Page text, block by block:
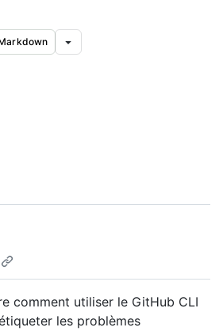
comment utiliser le GitHub CLI
les problèmes